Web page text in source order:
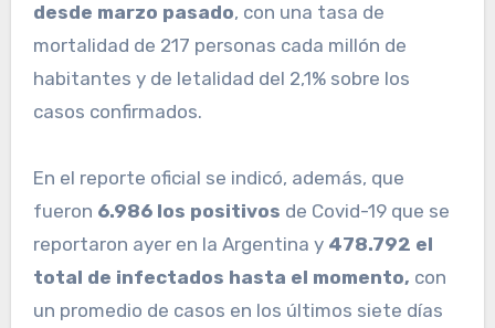
desde marzo pasado, con una tasa de
mortalidad de 217 personas cada millón de
habitantes y de letalidad del 2,1% sobre los
casos confirmados.
En el reporte oficial se indicó, además, que
fueron 6.986 los positivos de Covid-19 que se
reportaron ayer en la Argentina y 478.792 el
total de infectados hasta el momento, con
un promedio de casos en los últimos siete días